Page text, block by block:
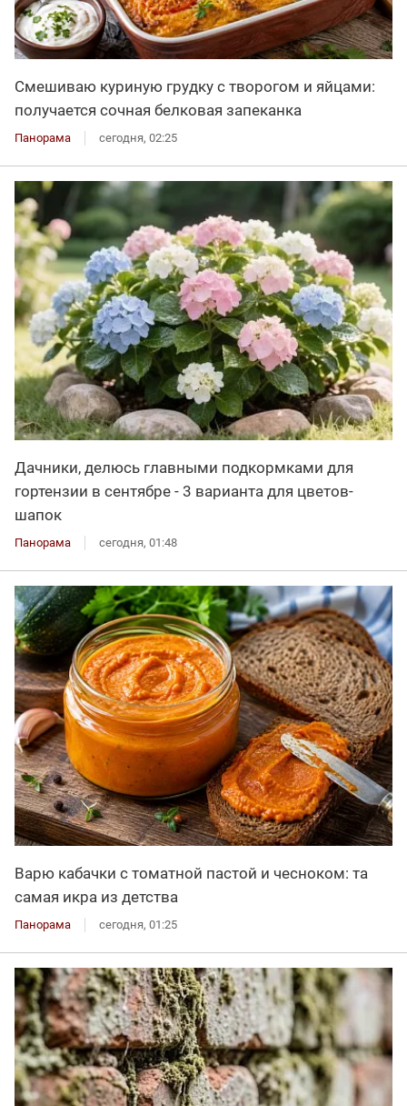
Смешиваю куриную грудку с творогом и яйцами:
получается сочная белковая запеканка
Панорама сегодня, 02:25
Дачники, делюсь главными подкормками для
гортензии в сентябре - 3 варианта для цветов-
шапок
Панорама сегодня, 01:48
Варю кабачки с томатной пастой и чесноком: та
самая икра из детства
Панорама сегодня, 01:25